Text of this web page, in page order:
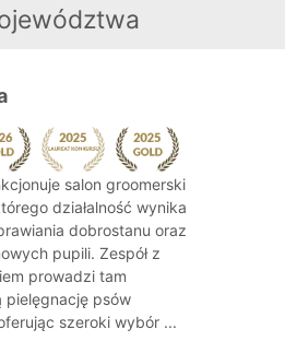
salon groomerski
działalność wynika
dobrostanu oraz
pupili. Zespół z
prowadzi tam
pielęgnację psów
szeroki wybór ...